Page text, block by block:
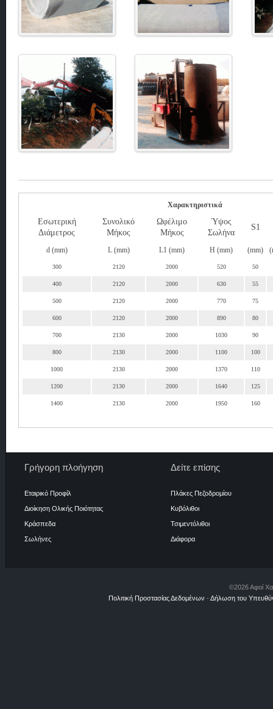
Χαρακτηριστικά
Εσωτερική
Διάμετρος
Συνολικό
Μήκος
Ωφέλιμο
Μήκος
Ύψος
Σωλήνα
S1
d (mm) L (mm) L1 (mm) H (mm) (mm)
300 2120 2000 520 50
400 2120 2000 630 55
500 2120 2000 770 75
600 2120 2000 890 80
700 2130 2000 1030 90
800 2130 2000 1100 100
1000 2130 2000 1370 110
1200 2130 2000 1640 125
1400 2130 2000 1950 160
Γρήγορη πλοήγηση
Εταιρικό Προφίλ
Διοίκηση Ολικής Ποιότητας
Κράσπεδα
Σωλήνες
Δείτε επίσης
Πλάκες Πεζοδρομίου
Κυβόλιθοι
Τσιμεντόλιθοι
Διάφορα
©2026 Αφοί
Πολιτική Προστασίας Δεδομένων - Δήλωση του